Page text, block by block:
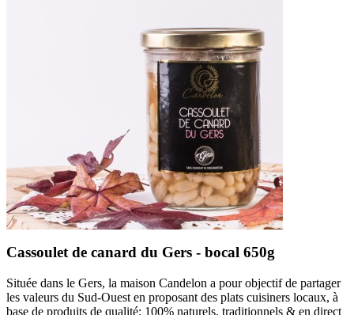
Cassoulet de canard du Gers - bocal 650g
Située dans le Gers, la maison Candelon a pour objectif de partager
les valeurs du Sud-Ouest en proposant des plats cuisiners locaux, à
base de produits de qualité: 100% naturels, traditionnels & en direct